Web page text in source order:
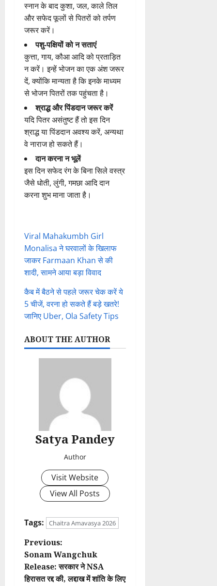
स्नानकेबादकुशा,जल,कालेतिल
औरसफेदफूलोंसेपितरोंकोतर्पण
जरूरकरें।
पशु-पक्षियोंकोनसताएं
कुत्ता,गाय,कौआआदिकोप्रताड़ित
नकरें।इन्हेंभोजनकाएकअंशजरूर
दें,क्योंकिमान्यताहैकिइनकेमाध्यम
सेभोजनपितरोंतकपहुंचताहै।
श्राद्धऔरपिंडदानजरूरकरें
यदिपितरअसंतुष्टहैंतोइसदिन
श्राद्धयापिंडदानअवश्यकरें, अन्यथा
वेनाराजहोसकतेहैं।
दानकरनानभूलें
इसदिनसफेदरंगकेबिनासिलेवस्त्र
जैसेधोती,लुंगी,गमछाआदिदान
करनाशुभमानाजाताहै।
Viral Mahakumbh Girl
Monalisa ने घरवालों के खिलाफ
जाकर Farmaan Khan से की
शादी, सामने आया बड़ा विवाद
कैब में बैठने से पहले जरूर चेक करें ये
5 चीजें, वरना हो सकते हैं बड़े खतरे!
जानिए Uber, Ola Safety Tips
ABOUT THE AUTHOR
Satya Pandey
Author
Visit Website
View All Posts
Tags: Chaitra Amavasya 2026
P
o
Previous:
Sonam Wangchuk
Release: सरकार ने NSA
हिरासत रद्द की, लद्दाख में शांति के लिए